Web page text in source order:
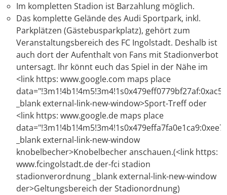
Im kompletten Stadion ist Barzahlung möglich.
Das komplette Gelände des Audi Sportpark, inkl.
Parkplätzen (Gästebusparkplatz), gehört zum
Veranstaltungsbereich des FC Ingolstadt. Deshalb ist
auch dort der Aufenthalt von Fans mit Stadionverbot
untersagt. Ihr könnt euch das Spiel in der Nähe im
<link https: www.google.com maps place
_blank external-link-new-window>Sport-Treff oder
<link https: www.google.de maps place
_blank external-link-new-window
knobelbecher>Knobelbecher anschauen.(<link https:
www.fcingolstadt.de der-fci stadion
stadionverordnung _blank external-link-new-window
der>Geltungsbereich der Stadionordnung)